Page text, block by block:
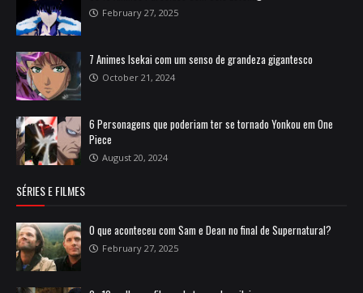
February 27, 2025
7 Animes Isekai com um senso de grandeza gigantesco
October 21, 2024
6 Personagens que poderiam ter se tornado Yonkou em One
Piece
August 20, 2024
SÉRIES E FILMES
O que aconteceu com Sam e Dean no final de Supernatural?
February 27, 2025